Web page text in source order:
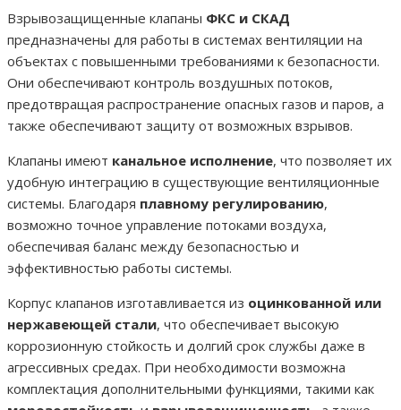
Взрывозащищенные клапаны ФКС и СКАД
предназначены для работы в системах вентиляции на
объектах с повышенными требованиями к безопасности.
Они обеспечивают контроль воздушных потоков,
предотвращая распространение опасных газов и паров, а
также обеспечивают защиту от возможных взрывов.
Клапаны имеют канальное исполнение, что позволяет их
удобную интеграцию в существующие вентиляционные
системы. Благодаря плавному регулированию,
возможно точное управление потоками воздуха,
обеспечивая баланс между безопасностью и
эффективностью работы системы.
Корпус клапанов изготавливается из оцинкованной или
нержавеющей стали, что обеспечивает высокую
коррозионную стойкость и долгий срок службы даже в
агрессивных средах. При необходимости возможна
комплектация дополнительными функциями, такими как